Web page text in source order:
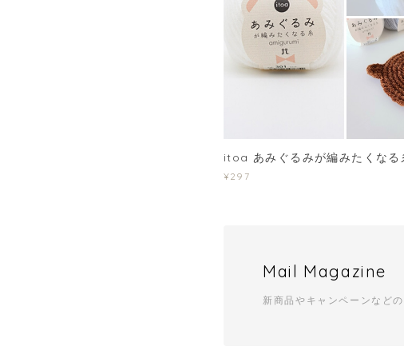
itoa あみぐるみが編みたくなる
¥297
Mail Magazine
新商品やキャンペーンなど